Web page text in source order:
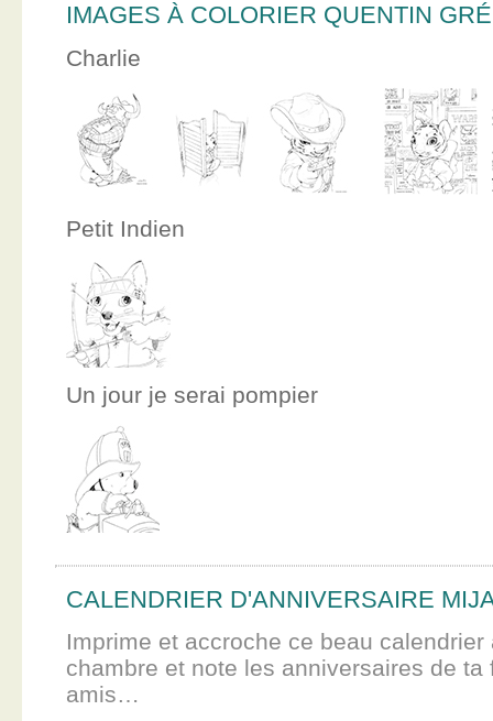
IMAGES À COLORIER QUENTIN
Charlie
Petit Indien
Un jour je serai pompier
CALENDRIER D'ANNIVERSAIRE
Imprime et accroche ce beau calendrier
chambre et note les anniversaires de ta
amis…